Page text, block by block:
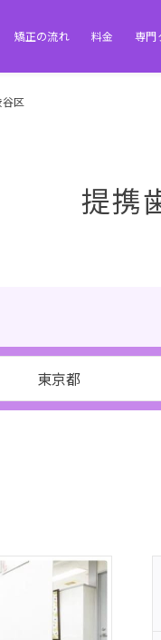
矯正の流れ 料金 専門
区
提携
東京都